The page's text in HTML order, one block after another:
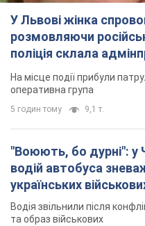
У Львові жінка
розмовляючи
поліція склала
На місце події прибули
оперативна група
5 годин тому 9,1 т.
"Воюють, бо дурні": у
водій автобуса
українських
Відео
Водія звільнили після
та образ військових